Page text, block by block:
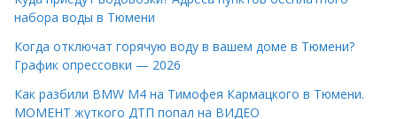
набора воды в Тюмени
Когда отключат горячую воду в вашем доме в Тюмени?
График опрессовки — 2026
Как разбили BMW M4 на Тимофея Кармацкого в Тюмени.
МОМЕНТ жуткого ДТП попал на ВИДЕО